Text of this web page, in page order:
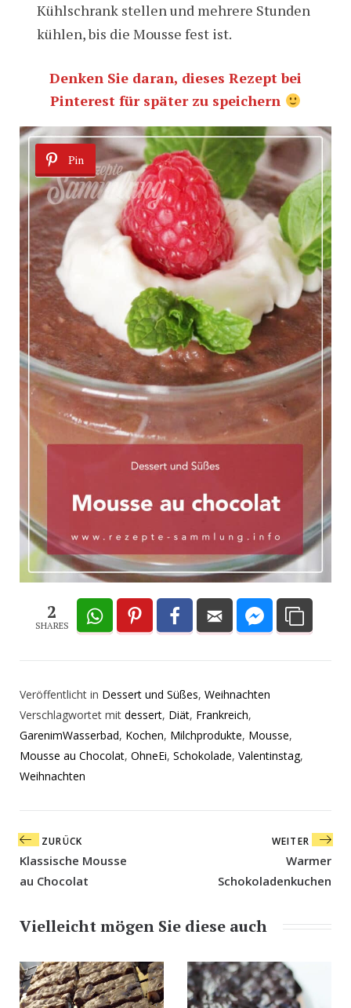
Kühlschrank stellen und mehrere Stunden
kühlen, bis die Mousse fest ist.
Denken Sie daran, dieses Rezept bei
Pinterest für später zu speichern
Pin
2
SHARES
Veröffentlicht in Dessert und Süßes, Weihnachten
Verschlagwortet mit dessert, Diät, Frankreich,
GarenimWasserbad, Kochen, Milchprodukte, Mousse,
Mousse au Chocolat, OhneEi, Schokolade, Valentinstag,
Weihnachten
Beitragsnavigation
ZURÜCK
Klassische Mousse
au Chocolat
WEITER
Warmer
Schokoladenkuchen
Vielleicht mögen Sie diese auch